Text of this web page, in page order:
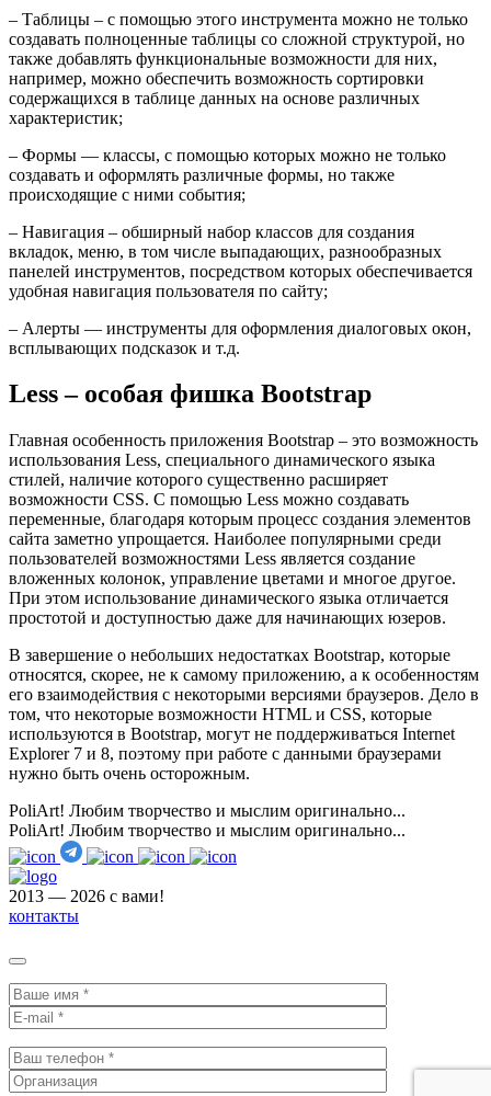
– Таблицы – с помощью этого инструмента можно не только
создавать полноценные таблицы со сложной структурой, но
также добавлять функциональные возможности для них,
например, можно обеспечить возможность сортировки
содержащихся в таблице данных на основе различных
характеристик;
– Формы — классы, с помощью которых можно не только
создавать и оформлять различные формы, но также
происходящие с ними события;
– Навигация – обширный набор классов для создания
вкладок, меню, в том числе выпадающих, разнообразных
панелей инструментов, посредством которых обеспечивается
удобная навигация пользователя по сайту;
– Алерты — инструменты для оформления диалоговых окон,
всплывающих подсказок и т.д.
Less – особая фишка Bootstrap
Главная особенность приложения Bootstrap – это возможность
использования Less, специального динамического языка
стилей, наличие которого существенно расширяет
возможности CSS. С помощью Less можно создавать
переменные, благодаря которым процесс создания элементов
сайта заметно упрощается. Наиболее популярными среди
пользователей возможностями Less является создание
вложенных колонок, управление цветами и многое другое.
При этом использование динамического языка отличается
простотой и доступностью даже для начинающих юзеров.
В завершение о небольших недостатках Bootstrap, которые
относятся, скорее, не к самому приложению, а к особенностям
его взаимодействия с некоторыми версиями браузеров. Дело в
том, что некоторые возможности HTML и CSS, которые
используются в Bootstrap, могут не поддерживаться Internet
Explorer 7 и 8, поэтому при работе с данными браузерами
нужно быть очень осторожным.
PoliArt! Любим творчество и мыслим оригинально...
PoliArt! Любим творчество и мыслим оригинально...
2013 — 2026 с вами!
контакты